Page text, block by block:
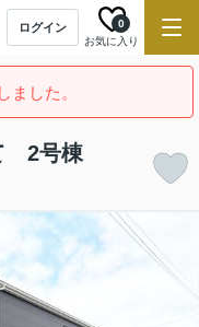
ログイン
お気に入り
0
ました。
2号棟